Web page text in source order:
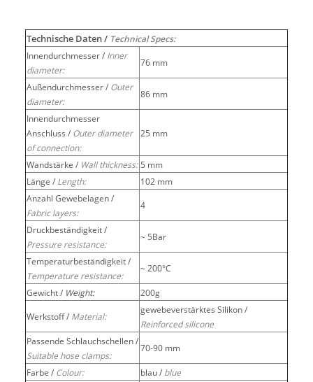
Technische Daten / Technical Specs:
Innendurchmesser / Inner
diameter:
76 mm
Außendurchmesser / Outer
diameter:
86 mm
Innendurchmesser
Anschluss / Outer diameter
of connection:
25 mm
Wandstärke / Wall thickness: 5 mm
Länge / Length:
102 mm
Anzahl Gewebelagen /
Fabric layers:
4
Druckbeständigkeit /
Pressure resistance:
~ 5Bar
Temperaturbeständigkeit /
Temperature resistance:
~ 200°C
Gewicht / Weight:
200g
Werkstoff / Material:
gewebeverstärktes Silikon /
Reinforced silicone
Passende Schlauchschellen /
Suitable hose clamps:
70-90 mm
Farbe / Colour: blau / blue